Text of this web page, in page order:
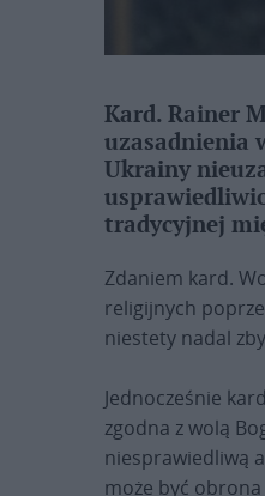
Kard. Rainer
uzasadnienia
Ukrainy
tradycyjnej
Zdaniem kard.
religijnych
niestety nadal
Jednocześnie
zgodna z wolą
niesprawiedliwą
może być